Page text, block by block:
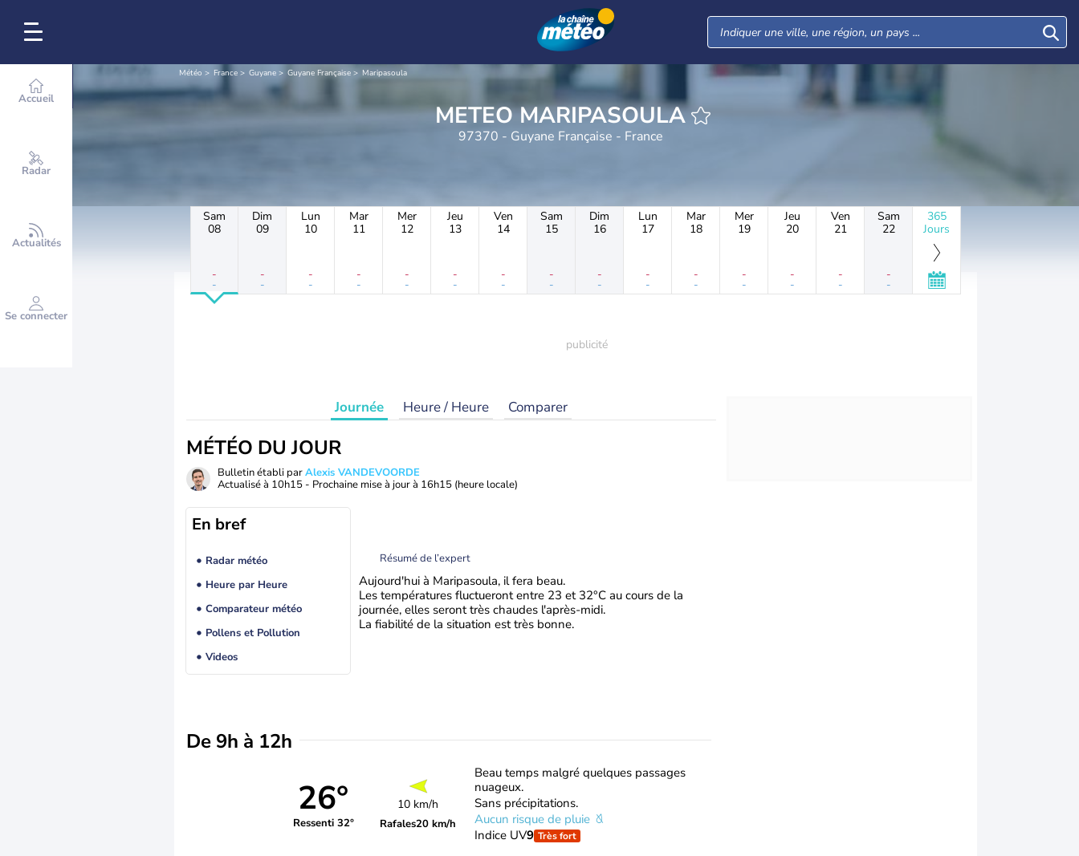
Accueil
Radar
Actualités
Se connecter
Météo France Guyane Guyane Française Maripasoula
METEO MARIPASOULA
97370 - Guyane Française - France
Sam
08
-
-
Dim
09
-
-
Lun
10
-
-
Mar
11
-
-
Mer
12
-
-
Jeu
13
-
-
Ven
14
-
-
Sam
15
-
-
Dim
16
-
-
Lun
17
-
-
Mar
18
-
-
Mer
19
-
-
Jeu
20
-
-
Ven
21
-
-
Sam
22
-
-
365
Jours
Journée Heure / Heure Comparer
MÉTÉO DU JOUR
Bulletin établi parAlexis VANDEVOORDE
Actualisé à 10h15 - Prochaine mise à jour à 16h15 (heure locale)
En bref
Radar météo
Heure par Heure
Comparateur météo
Pollens et Pollution
Videos
Résumé de l’expert
Aujourd'hui à Maripasoula, il fera beau.
Les températures fluctueront entre 23 et 32°C au cours de la
journée, elles seront très chaudes l'après-midi.
La fiabilité de la situation est très bonne.
De 9h à 12h
26°
Ressenti 32°
10 km/h
Rafales20 km/h
Beau temps malgré quelques passages
nuageux.
Sans précipitations.
Aucun risque de pluie
Indice UV9 Très fort